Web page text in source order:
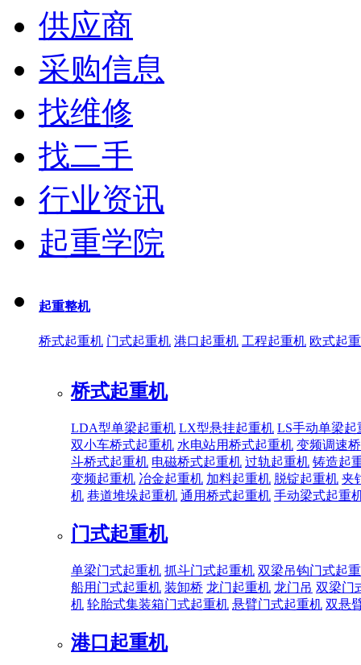
供应商
采购信息
找维修
找二手
行业资讯
起重学院
起重整机
桥式起重机 门式起重机 港口起重机 工程起重机 欧式起
桥式起重机
LDA型单梁起重机 LX型悬挂起重机 LS手动单梁起
双小车桥式起重机 水电站用桥式起重机 变频调速
斗桥式起重机 电磁桥式起重机 过轨起重机 铸造起
变频起重机 冶金起重机 加料起重机 脱锭起重机 夹
机 巷道堆垛起重机 通用桥式起重机 手动梁式起重
门式起重机
单梁门式起重机 抓斗门式起重机 双梁吊钩门式起
船用门式起重机 装卸桥 龙门起重机 龙门吊 双梁门
机 轮胎式集装箱门式起重机 悬臂门式起重机 双悬
港口起重机